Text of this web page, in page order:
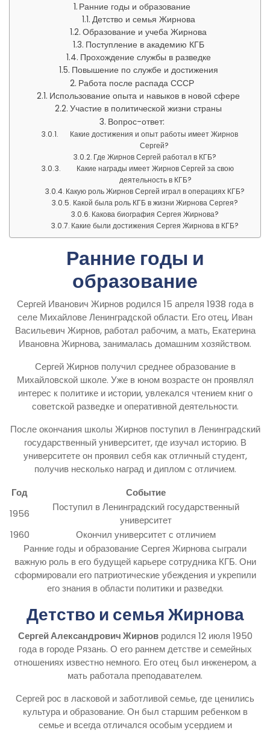
Ранние годы и образование
Детство и семья Жирнова
Образование и учеба Жирнова
Поступление в академию КГБ
Прохождение службы в разведке
Повышение по службе и достижения
Работа после распада СССР
Использование опыта и навыков в новой сфере
Участие в политической жизни страны
Вопрос-ответ:
Какие достижения и опыт работы имеет Жирнов
Сергей?
Где Жирнов Сергей работал в КГБ?
Какие награды имеет Жирнов Сергей за свою
деятельность в КГБ?
Какую роль Жирнов Сергей играл в операциях КГБ?
Какой была роль КГБ в жизни Жирнова Сергея?
Какова биография Сергея Жирнова?
Какие были достижения Сергея Жирнова в КГБ?
Ранние годы и
образование
Сергей Иванович Жирнов родился 15 апреля 1938 года в
селе Михайлове Ленинградской области. Его отец, Иван
Васильевич Жирнов, работал рабочим, а мать, Екатерина
Ивановна Жирнова, занималась домашним хозяйством.
Сергей Жирнов получил среднее образование в
Михайловской школе. Уже в юном возрасте он проявлял
интерес к политике и истории, увлекался чтением книг о
советской разведке и оперативной деятельности.
После окончания школы Жирнов поступил в Ленинградский
государственный университет, где изучал историю. В
университете он проявил себя как отличный студент,
получив несколько наград и диплом с отличием.
Год
Событие
1956
Поступил в Ленинградский государственный
университет
1960
Окончил университет с отличием
Ранние годы и образование Сергея Жирнова сыграли
важную роль в его будущей карьере сотрудника КГБ. Они
сформировали его патриотические убеждения и укрепили
его знания в области политики и разведки.
Детство и семья Жирнова
Сергей Александрович Жирновродился 12 июля 1950
года в городе Рязань. О его раннем детстве и семейных
отношениях известно немного. Его отец был инженером, а
мать работала преподавателем.
Сергей рос в ласковой и заботливой семье, где ценились
культура и образование. Он был старшим ребенком в
семье и всегда отличался особым усердием и